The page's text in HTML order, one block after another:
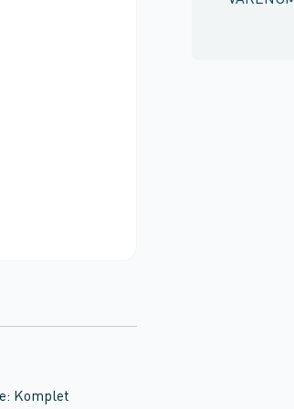
Komplet